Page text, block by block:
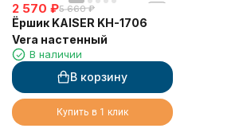
2 570 ₽5 660 ₽
Ёршик KAISER KH-1706
Vera настенный
В наличии
В корзину
Купить в 1 клик